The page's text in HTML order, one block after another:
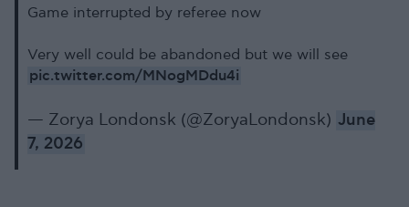
Game interrupted by referee now
Very well could be abandoned but we will see
pic.twitter.com/MNogMDdu4i
— Zorya Londonsk (@ZoryaLondonsk) June
7, 2026